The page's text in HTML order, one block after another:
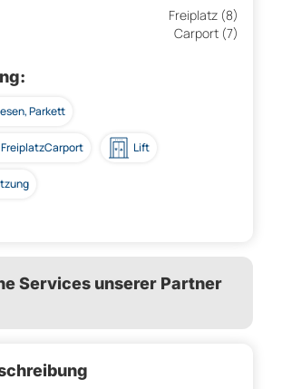
Freiplatz (8)
Carport (7)
Parkett
Lift
Services unserer Partner